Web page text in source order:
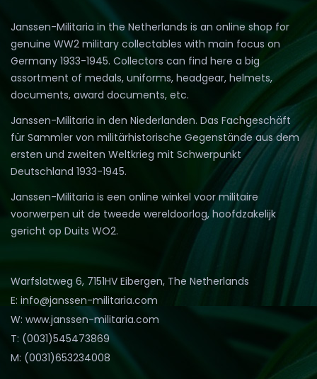
Janssen-Militaria in the Netherlands is an online shop for
genuine WW2 military collectables with main focus on
Germany 1933-1945. Collectors can find here a big
assortment of medals, uniforms, headgear, helmets,
documents, award documents, etc.
Janssen-Militaria in den Niederlanden. Das Fachgeschäft
für Sammler von militärhistorische Gegenstände aus dem
ersten und zweiten Weltkrieg mit Schwerpunkt
Deutschland 1933-1945.
Janssen-Militaria is een online winkel voor militaire
voorwerpen uit de tweede wereldoorlog, hoofdzakelijk
gericht op Duits WO2.
Warfslatweg 6, 7151HV Eibergen, The Netherlands
E: info@janssen-militaria.com
W: www.janssen-militaria.com
T: (0031)545473869
M: (0031)653234008